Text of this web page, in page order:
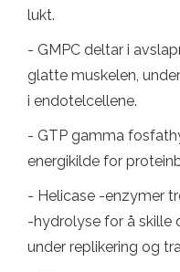
lukt.
- GMPC deltar i
glatte muskelen,
i endotelcellene.
- GTP gamma
energikilde for
- Helicase -enzymer
-hydrolyse for å skille
under replikering og